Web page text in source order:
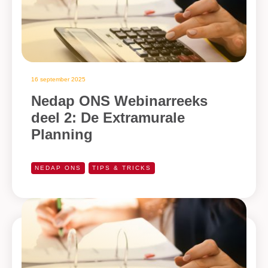
16 september 2025
Nedap ONS Webinarreeks
deel 2: De Extramurale
Planning
NEDAP ONS TIPS & TRICKS